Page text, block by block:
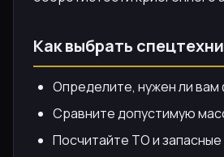
Как выбрать
Определите, нужен ли
Сравните допустимую
Посчитайте ТО и запасные